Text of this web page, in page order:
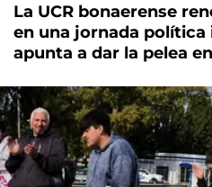
La UCR bonaerense
en una jornada política
apunta a dar la pelea